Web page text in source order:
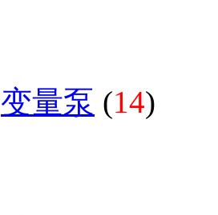
变量泵 (14)